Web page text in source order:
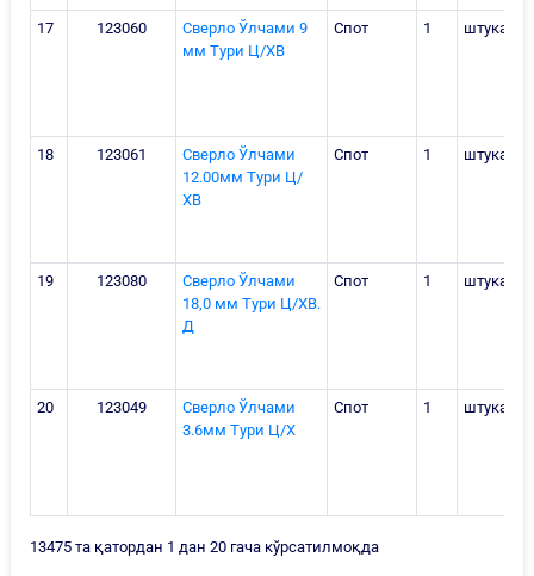
17 123060
Сверло Ўлчами 9
мм Тури Ц/ХВ
Спот 1 штука
18 123061
Сверло Ўлчами
12.00мм Тури Ц/
ХВ
Спот 1 штука
19 123080
Сверло Ўлчами
18,0 мм Тури Ц/ХВ.
Д
Спот 1 штука
20 123049
Сверло Ўлчами
3.6мм Тури Ц/Х
Спот 1 штука
13475 та қатордан 1 дан 20 гача кўрсатилмоқда